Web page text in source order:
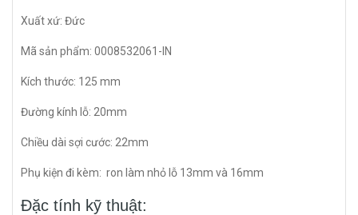
Xuất xứ: Đức
Mã sản phẩm: 0008532061-IN
Kích thước: 125 mm
Đường kính lỗ: 20mm
Chiều dài sợi cước: 22mm
Phụ kiện đi kèm: ron làm nhỏ lỗ 13mm và 16mm
Đặc tính kỹ thuật: